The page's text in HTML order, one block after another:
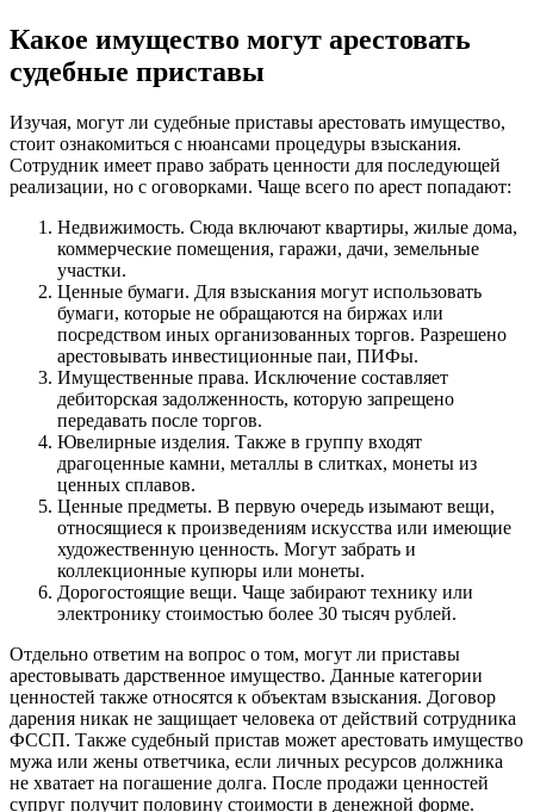
Какое имущество могут арестовать
судебные приставы
Изучая, могут ли судебные приставы арестовать имущество,
стоит ознакомиться с нюансами процедуры взыскания.
Сотрудник имеет право забрать ценности для последующей
реализации, но с оговорками. Чаще всего по арест попадают:
Недвижимость. Сюда включают квартиры, жилые дома,
коммерческие помещения, гаражи, дачи, земельные
участки.
Ценные бумаги. Для взыскания могут использовать
бумаги, которые не обращаются на биржах или
посредством иных организованных торгов. Разрешено
арестовывать инвестиционные паи, ПИФы.
Имущественные права. Исключение составляет
дебиторская задолженность, которую запрещено
передавать после торгов.
Ювелирные изделия. Также в группу входят
драгоценные камни, металлы в слитках, монеты из
ценных сплавов.
Ценные предметы. В первую очередь изымают вещи,
относящиеся к произведениям искусства или имеющие
художественную ценность. Могут забрать и
коллекционные купюры или монеты.
Дорогостоящие вещи. Чаще забирают технику или
электронику стоимостью более 30 тысяч рублей.
Отдельно ответим на вопрос о том, могут ли приставы
арестовывать дарственное имущество. Данные категории
ценностей также относятся к объектам взыскания. Договор
дарения никак не защищает человека от действий сотрудника
ФССП. Также судебный пристав может арестовать имущество
мужа или жены ответчика, если личных ресурсов должника
не хватает на погашение долга. После продажи ценностей
супруг получит половину стоимости в денежной форме.